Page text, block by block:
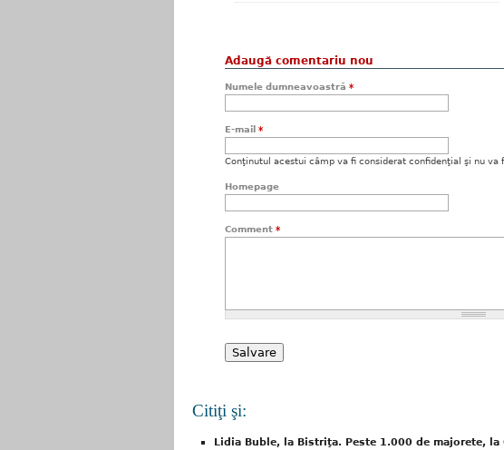
Adaugă comentariu nou
Numele dumneavoastră *
E-mail *
Conţinutul acestui câmp va fi considerat confidenţial şi nu va
Homepage
Comment *
Citiţi şi:
Lidia Buble, la Bistriţa. Peste 1.000 de majorete,